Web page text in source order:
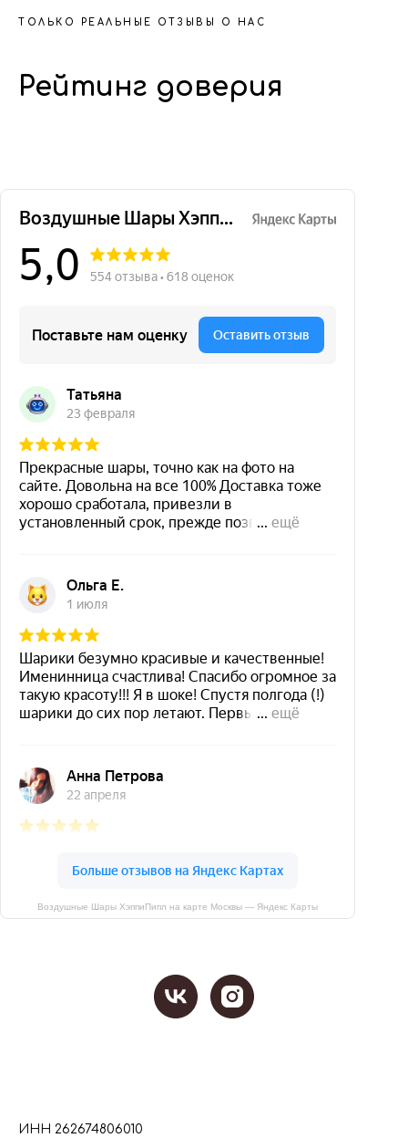
ТОЛЬКО РЕАЛЬНЫЕ ОТЗЫВЫ О НАС
Рейтинг доверия
Воздушные Шары ХэппиПипл на карте Москвы — Яндекс Карты
ИНН 262674806010